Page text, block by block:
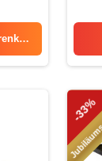
-33%